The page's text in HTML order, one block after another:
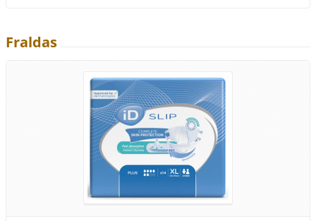
Fraldas